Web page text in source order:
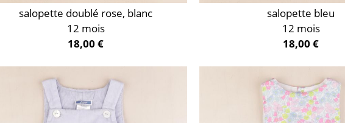
salopette doublé rose, blanc
12 mois
18,00 €
salopette bleu
12 mois
18,00 €